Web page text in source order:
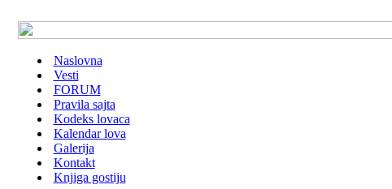
Naslovna
Vesti
FORUM
Pravila sajta
Kodeks lovaca
Kalendar lova
Galerija
Kontakt
Knjiga gostiju